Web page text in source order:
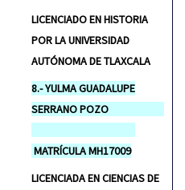
LICENCIADO EN HISTORIA
POR LA UNIVERSIDAD
AUTÓNOMA DE TLAXCALA
8.- YULMA GUADALUPE
SERRANO POZO
MATRÍCULA MH17009
LICENCIADA EN CIENCIAS DE